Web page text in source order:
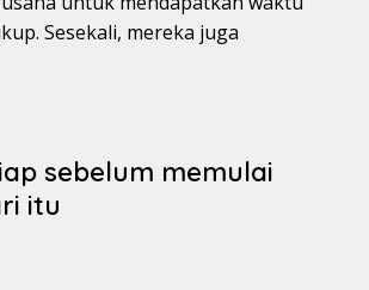
Sesekali, mereka juga
sebelum memulai
itu